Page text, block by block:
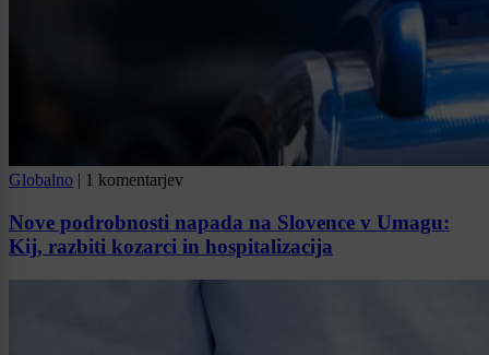
Globalno | 1 komentarjev
Nove podrobnosti napada na Slovence v Umagu:
Kij, razbiti kozarci in hospitalizacija